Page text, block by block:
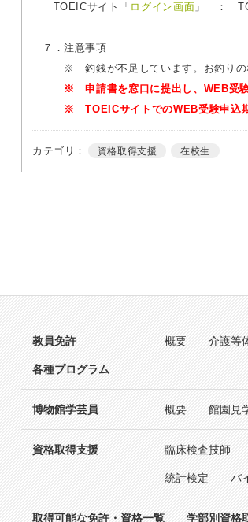
TOEICサイト「 ログイン画面 」 ：
７．注意事項
※ 釣銭が不足しています。お釣りのな
※ 申請書を窓口に提出し、WEB受験
※ TOEICサイトでのWEB受験申込
カテゴリ： 資格取得支援 在校生
教員免許 概要 介護等
各種プログラム
博物館学芸員 概要 館園見
資格取得支援 臨床検査技師
統計検定 バ
取得可能な免許・資格一覧 学部別資格